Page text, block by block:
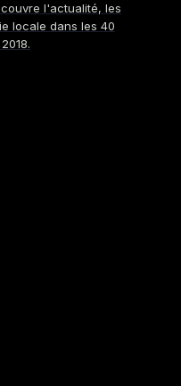
l'actualité, les
locale dans les 40